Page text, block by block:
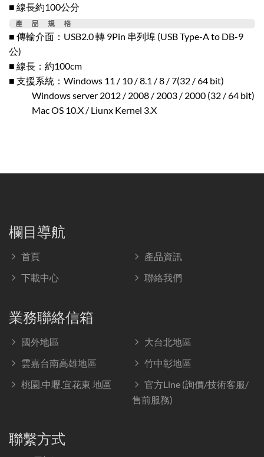
■ 線長約100公分
■ 傳輸介面：USB2.0 轉 9Pin 串列埠 (USB Type-A to DB-9
公)
■ 線長：約100cm
■ 支援系統：Windows 11 / 10 / 8.1 / 8 / 7(32 / 64 bit)
Windows server 2012 / 2008 / 2003 / 2000 (32 / 64 bit)
Mac OS 10.X / Liunx Kernel 3.X
欄目導航
首頁
產品資訊
下載中心
聯絡我們
業務聯絡信箱
國外地區
大台北地區
雲嘉台南高雄地區
竹中彰地區
桃園.中壢.宜花東 地區
官方Line (詢價/技術客服/
售前服務)
聯繫方式